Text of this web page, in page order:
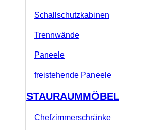
Schallschutzkabinen
Trennwände
Paneele
freistehende Paneele
STAURAUMMÖBEL
Chefzimmerschränke